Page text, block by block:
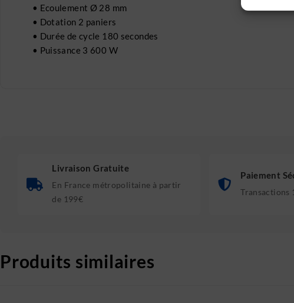
• Ecoulement Ø 28 mm
• Dotation 2 paniers
• Durée de cycle 180 secondes
• Puissance 3 600 W
Livraison Gratuite
En France métropolitaine à partir
de 199€
Paiement
Transactions
Produits similaires